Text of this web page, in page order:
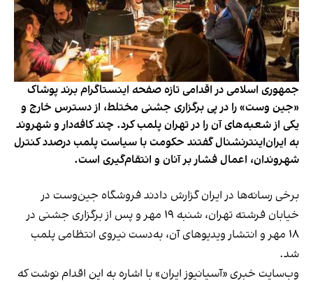
جمهوری اسلامی در اقدامی تازه صفحه اینستاگرام برند پوشاک
«جین وست» را در پی برگزاری جشنی مختلط، از دسترس خارج و
یکی از شعبه‌های آن را در تهران پلمب کرد. چند کافه‌‌دار و شهروند
به ایران‌اینترنشنال گفتند حکومت با سیاست پلمب درصدد کنترل
شهروندان، اعمال فشار بر آنان و انتقام‌گیری است.
برخی رسانه‌ها در ایران گزارش دادند فروشگاه جین‌وست در
خیابان فرشته تهران، شنبه ۱۹ مهر و پس از برگزاری جشنی در
۱۸ مهر و انتشار ویدیوهای آن، به‌دست نیروی انتظامی پلمب
شد.
وب‌سایت خبری «آسیانیوز ایران» با اشاره به این اقدام نوشت که